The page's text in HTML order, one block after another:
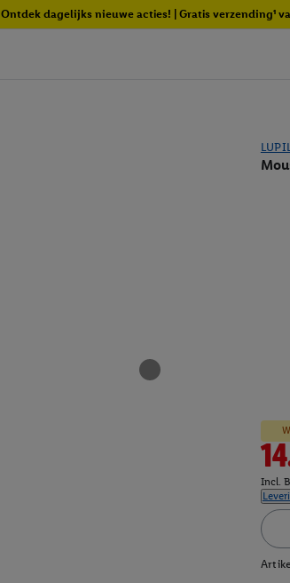
Ontdek dagelijks nieuwe acties! | Gratis verzending¹
Incl.